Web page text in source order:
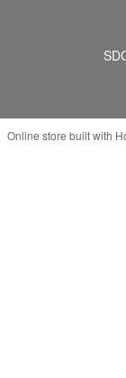
Online store built with